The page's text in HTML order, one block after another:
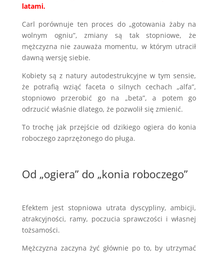
latami.
Carl porównuje ten proces do „gotowania żaby na
wolnym ogniu”, zmiany są tak stopniowe, że
mężczyzna nie zauważa momentu, w którym utracił
dawną wersję siebie.
Kobiety są z natury autodestrukcyjne w tym sensie,
że potrafią wziąć faceta o silnych cechach „alfa”,
stopniowo przerobić go na „beta”, a potem go
odrzucić właśnie dlatego, że pozwolił się zmienić.
To trochę jak przejście od dzikiego ogiera do konia
roboczego zaprzężonego do pługa.
Od „ogiera” do „konia roboczego”
Efektem jest stopniowa utrata dyscypliny, ambicji,
atrakcyjności, ramy, poczucia sprawczości i własnej
tożsamości.
Mężczyzna zaczyna żyć głównie po to, by utrzymać